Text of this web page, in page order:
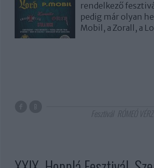
rendelkező
pedig már olyan
Mobil, a Zorall, a
Fesztivál RÓMEÓ